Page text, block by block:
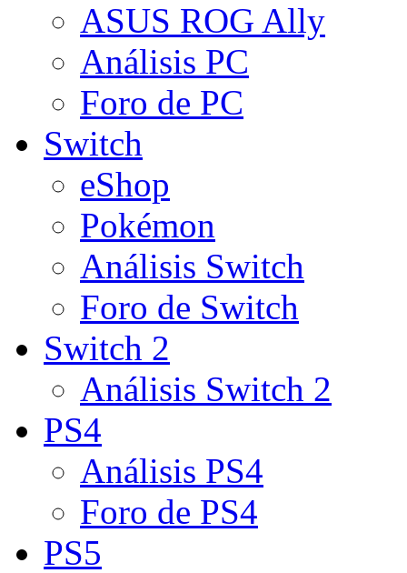
ASUS ROG Ally
Análisis PC
Foro de PC
Switch
eShop
Pokémon
Análisis Switch
Foro de Switch
Switch 2
Análisis Switch 2
PS4
Análisis PS4
Foro de PS4
PS5